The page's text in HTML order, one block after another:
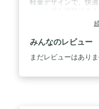
なノイズはカットさ
フィット】耳にスト
ドにはしなやかで軽
自然な装着感を実現
うスマートフォンと
軽量デザインで、快
状況に気を配りなが
を安全かつ心地よく
再生可能：最大6時
お楽しみいただけま
急な外出や通学通勤
みんなのレビュー
まだレビューはあり